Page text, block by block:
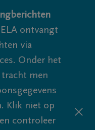
ontvangt
via
Onder het
tracht men
Klik niet op
controleer